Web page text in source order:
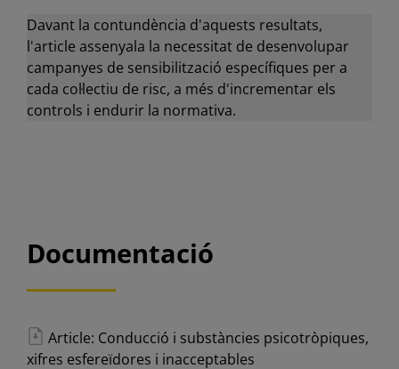
Davant la contundència d'aquests resultats,
l'article assenyala la necessitat de desenvolupar
campanyes de sensibilització específiques per a
cada col·lectiu de risc, a més d'incrementar els
controls i endurir la normativa.
Documentació
Article: Conducció i substàncies psicotròpiques,
xifres esfereïdores i inacceptables